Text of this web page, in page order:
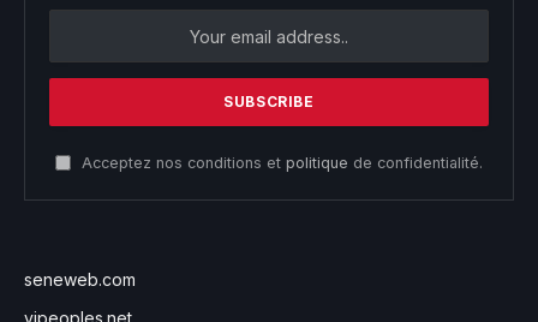
Acceptez nos conditions et politique de confidentialité.
seneweb.com